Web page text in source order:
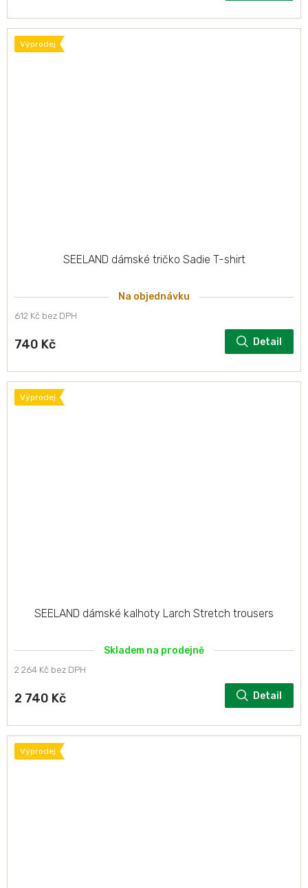
Výprodej
SEELAND dámské tričko Sadie T-shirt
Na objednávku
612 Kč bez DPH
740 Kč Detail
Výprodej
SEELAND dámské kalhoty Larch Stretch trousers
Skladem na prodejně
2 264 Kč bez DPH
2 740 Kč Detail
Výprodej